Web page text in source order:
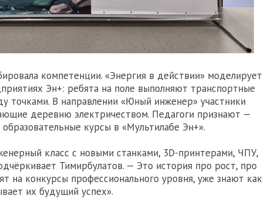
компетенции. «Энергия в действии» моделирует
Эн+: ребята на поле выполняют транспортные
точками. В направлении «Юный инженер» участники
деревню электричеством. Педагоги признают —
курсы в «Мультилабе Эн+».
класс с новыми станками, 3D-принтерами, ЧПУ,
Тимирбулатов. — Это история про рост, про
на конкурсы профессионального уровня, уже знают как
их будущий успех».